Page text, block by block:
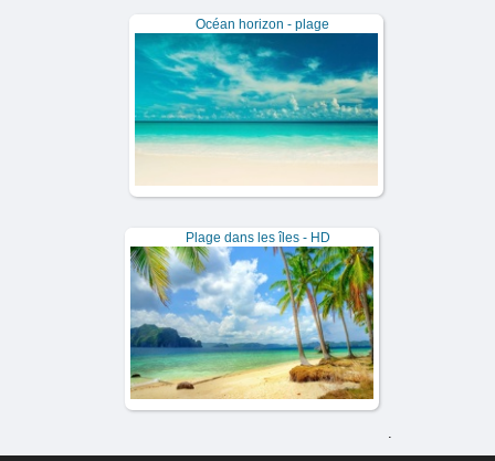
Océan horizon - plage
Plage dans les îles - HD